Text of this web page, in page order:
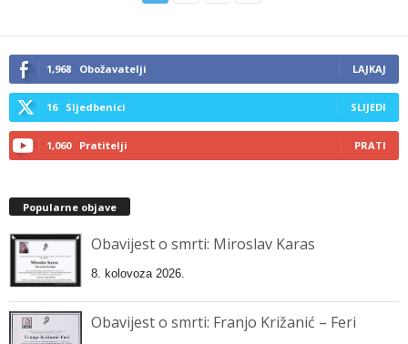
1,968 Obožavatelji LAJKAJ
16 Sljedbenici SLIJEDI
1,060 Pratitelji PRATI
Popularne objave
Obavijest o smrti: Miroslav Karas
8. kolovoza 2026.
Obavijest o smrti: Franjo Križanić – Feri